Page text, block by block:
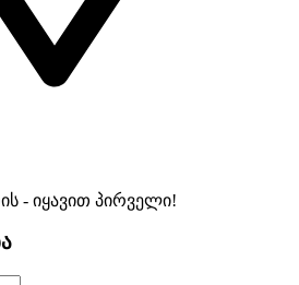
- იყავით პირველი!